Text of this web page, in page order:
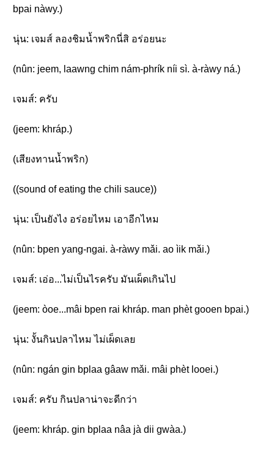
bpai nàwy.)
นุ่น: เจมส์ ลองชิมน้ำพริกนี่สิ อร่อยนะ
(nûn: jeem, laawng chim nám-phrík níi sì. à-ràwy ná.)
เจมส์: ครับ
(jeem: khráp.)
(เสียงทานน้ำพริก)
((sound of eating the chili sauce))
นุ่น: เป็นยังไง อร่อยไหม เอาอีกไหม
(nûn: bpen yang-ngai. à-ràwy mǎi. ao ìik mǎi.)
เจมส์: เอ่อ...ไม่เป็นไรครับ มันเผ็ดเกินไป
(jeem: òoe...mâi bpen rai khráp. man phèt gooen bpai.)
นุ่น: งั้นกินปลาไหม ไม่เผ็ดเลย
(nûn: ngán gin bplaa gâaw mǎi. mâi phèt looei.)
เจมส์: ครับ กินปลาน่าจะดีกว่า
(jeem: khráp. gin bplaa nâa jà dii gwàa.)